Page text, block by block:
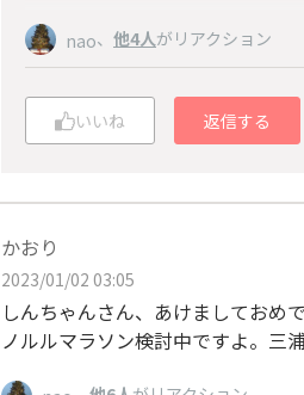
nao、 他4人がリアクション
いいね 返信する
かおり
2023/01/02 03:05
しんちゃんさん、あけましておめ
ノルルマラソン検討中ですよ。三